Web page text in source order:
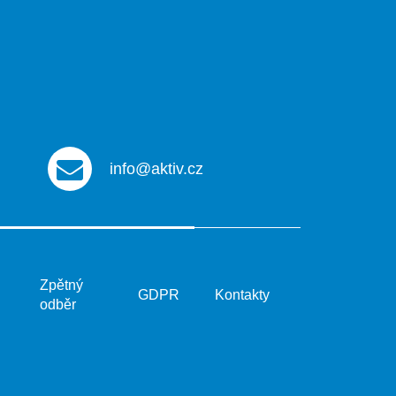
info@aktiv.cz
Zpětný
odběr
GDPR Kontakty